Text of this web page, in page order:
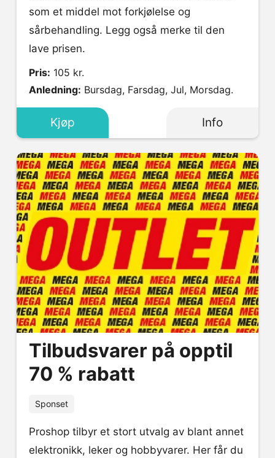
som et middel mot forkjølelse og
sårbehandling. Legg også merke til den
lave prisen.
Pris: 105 kr.
Anledning: Bursdag, Farsdag, Jul, Morsdag.
Info
Kjøp
Tilbudsvarer på opptil
70 % rabatt
Sponset
Proshop tilbyr et stort utvalg av blant annet
elektronikk, leker og hobbyvarer. Her får du